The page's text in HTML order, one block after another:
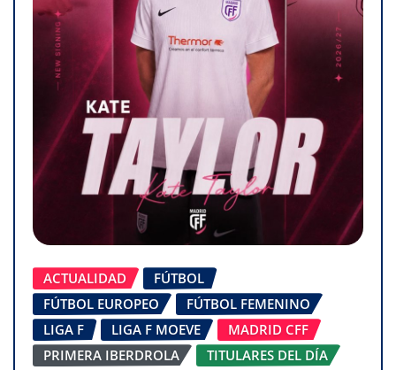
ACTUALIDAD
FÚTBOL
FÚTBOL EUROPEO
FÚTBOL FEMENINO
LIGA F
LIGA F MOEVE
MADRID CFF
PRIMERA IBERDROLA
TITULARES DEL DÍA